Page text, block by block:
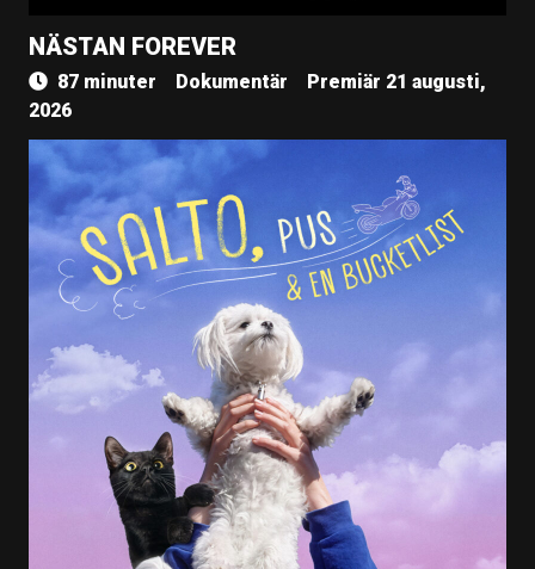
NÄSTAN FOREVER
87 minuter Dokumentär
Premiär 21 augusti,
2026